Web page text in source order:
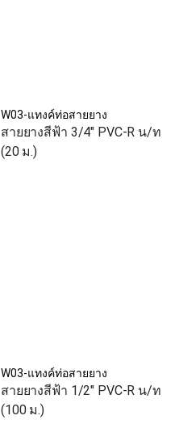
W03-แทงค์ท่อสายยาง
สายยางสีฟ้า 3/4" PVC-R น/ท
(20 ม.)
W03-แทงค์ท่อสายยาง
สายยางสีฟ้า 1/2" PVC-R น/ท
(100 ม.)